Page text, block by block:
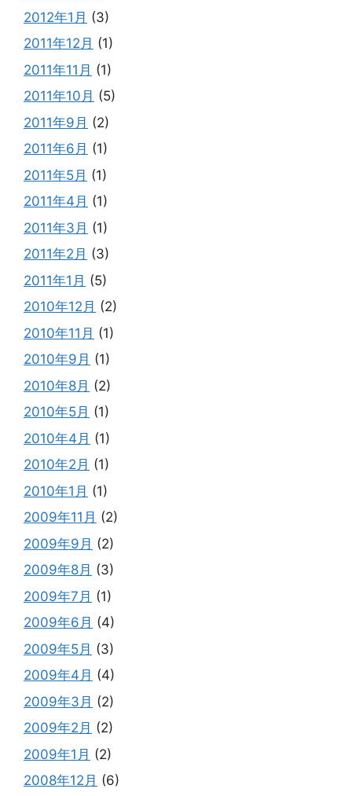
2012年1月 (3)
2011年12月 (1)
2011年11月 (1)
2011年10月 (5)
2011年9月 (2)
2011年6月 (1)
2011年5月 (1)
2011年4月 (1)
2011年3月 (1)
2011年2月 (3)
2011年1月 (5)
2010年12月 (2)
2010年11月 (1)
2010年9月 (1)
2010年8月 (2)
2010年5月 (1)
2010年4月 (1)
2010年2月 (1)
2010年1月 (1)
2009年11月 (2)
2009年9月 (2)
2009年8月 (3)
2009年7月 (1)
2009年6月 (4)
2009年5月 (3)
2009年4月 (4)
2009年3月 (2)
2009年2月 (2)
2009年1月 (2)
2008年12月 (6)